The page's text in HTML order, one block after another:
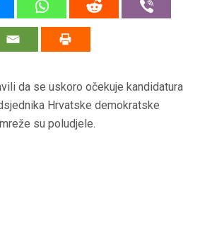
da se uskoro očekuje kandidatura
Hrvatske demokratske
su poludjele.